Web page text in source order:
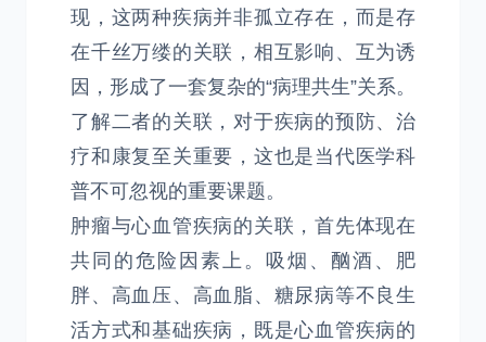
现，这两种疾病并非孤立存在，而是存
在千丝万缕的关联，相互影响、互为诱
因，形成了一套复杂的“病理共生”关系。
了解二者的关联，对于疾病的预防、治
疗和康复至关重要，这也是当代医学科
普不可忽视的重要课题。
肿瘤与心血管疾病的关联，首先体现在
共同的危险因素上。吸烟、酗酒、肥
胖、高血压、高血脂、糖尿病等不良生
活方式和基础疾病，既是心血管疾病的